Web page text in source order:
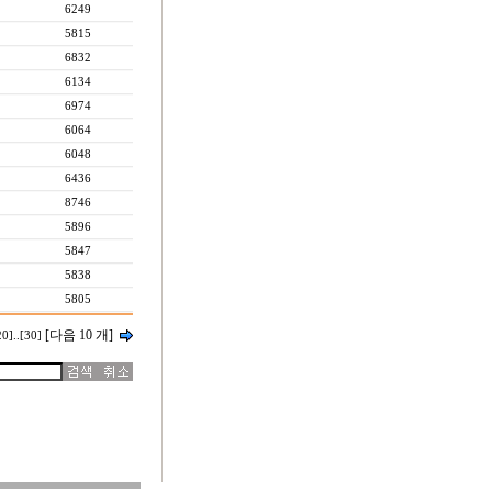
6249
5815
6832
6134
6974
6064
6048
6436
8746
5896
5847
5838
5805
[30] [다음 10 개]